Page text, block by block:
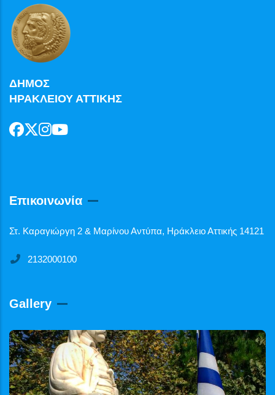
ΔΗΜΟΣ
ΗΡΑΚΛΕΙΟΥ ΑΤΤΙΚΗΣ
Επικοινωνία
Στ. Καραγιώργη 2 & Μαρίνου Αντύπα, Ηράκλειο Αττικής 14121
2132000100
Gallery